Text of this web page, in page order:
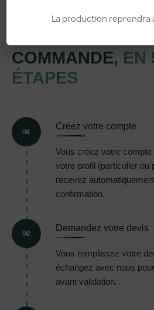
La production reprendra
COMMANDE, EN
ÉTAPES
01
Créez votre compte
Vous créez votre
votre profil (particulier ou
recevez
confirmation.
02
Demandez votre devis
Vous remplissez votre
échangez avec nous
avant validation.